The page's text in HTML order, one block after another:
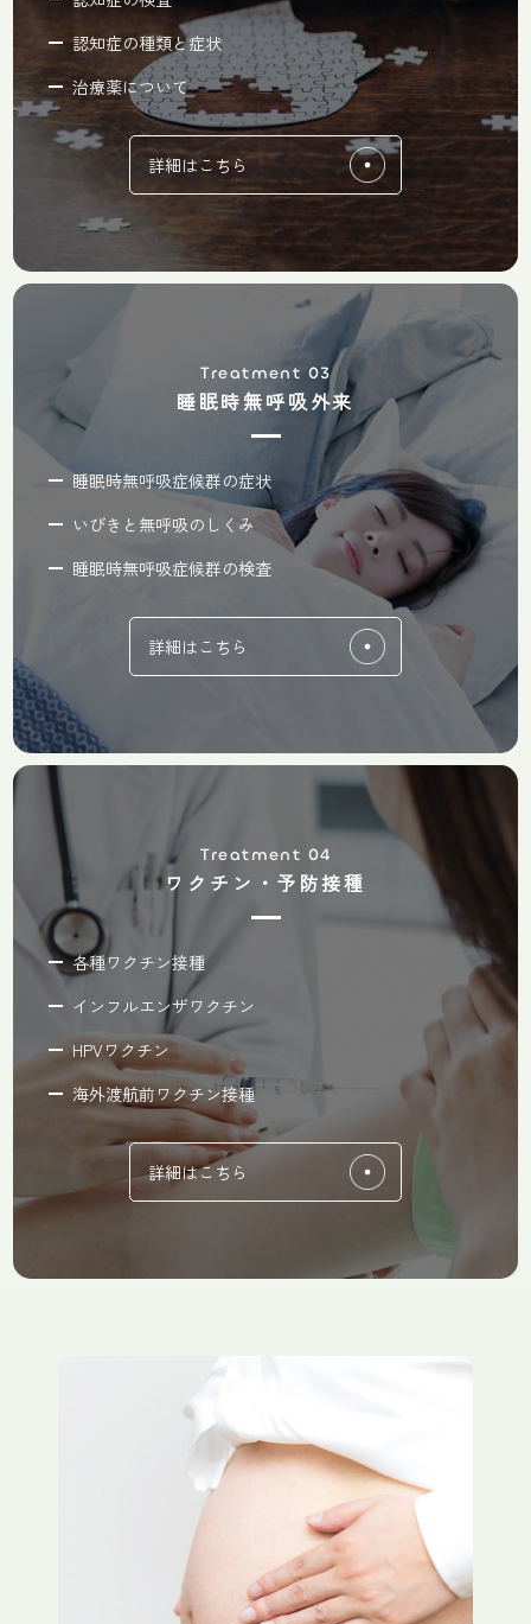
認知症の種類と症状
治療薬について
詳細はこちら
Treatment 03
睡眠時無呼吸外来
睡眠時無呼吸症候群の症状
いびきと無呼吸のしくみ
睡眠時無呼吸症候群の検査
詳細はこちら
Treatment 04
ワクチン・予防接種
各種ワクチン接種
インフルエンザワクチン
HPVワクチン
海外渡航前ワクチン接種
詳細はこちら